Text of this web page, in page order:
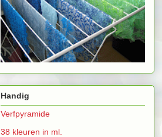
Handig
Verfpyramide
38 kleuren in ml.